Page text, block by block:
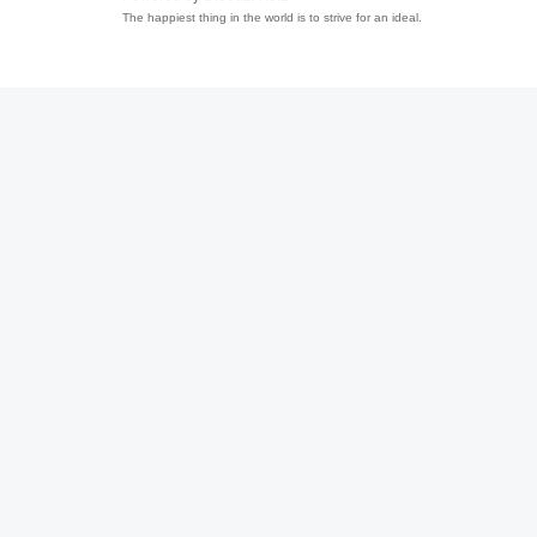
The happiest thing in the world is to strive for an ideal.